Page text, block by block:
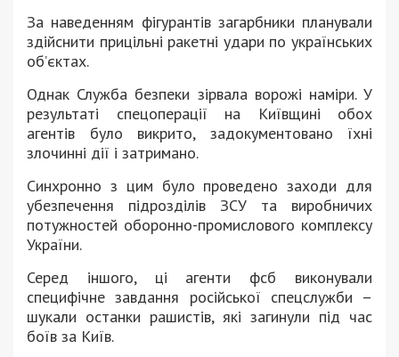
За наведенням фігурантів загарбники планували
здійснити прицільні ракетні удари по українських
об’єктах.
Однак Служба безпеки зірвала ворожі наміри. У
результаті спецоперації на Київщині обох
агентів було викрито, задокументовано їхні
злочинні дії і затримано.
Синхронно з цим було проведено заходи для
убезпечення підрозділів ЗСУ та виробничих
потужностей оборонно-промислового комплексу
України.
Серед іншого, ці агенти фсб виконували
специфічне завдання російської спецслужби –
шукали останки рашистів, які загинули під час
боїв за Київ.